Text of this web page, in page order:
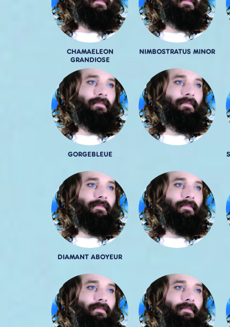
CHAMAELEON
GRANDIOSE
NIMBOSTRATUS MINOR
GORGEBLEUE
DIAMANT ABOYEUR